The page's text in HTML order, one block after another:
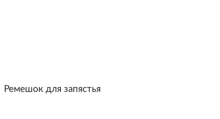
Ремешок для запястья